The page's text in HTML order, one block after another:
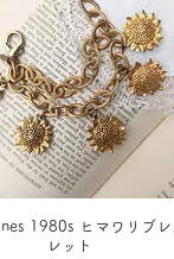
1980s ヒマワリブレ
レット